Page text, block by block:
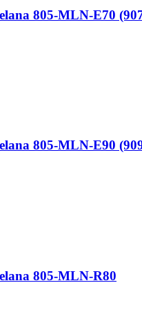
805-MLN-E70
805-MLN-E90
805-MLN-R80